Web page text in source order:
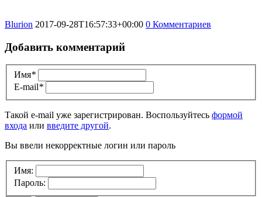
Blurion 2017-09-28T16:57:33+00:00 0 Комментариев
Добавить комментарий
Имя*
E-mail*
Такой e-mail уже зарегистрирован. Воспользуйтесь формой
входа или введите другой.
Вы ввели некорректные логин или пароль
Имя:
Пароль: